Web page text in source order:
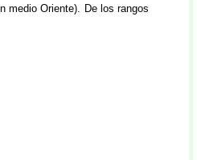
medio Oriente). De los rangos